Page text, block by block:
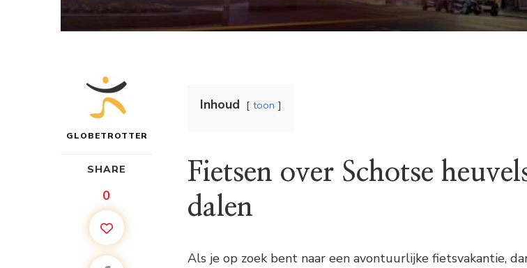
GLOBETROTTER
SHARE
0
Inhoud toon
Fietsen over Schotse
dalen
Als je op zoek bent naar een avontuurlijke fietsvakantie,